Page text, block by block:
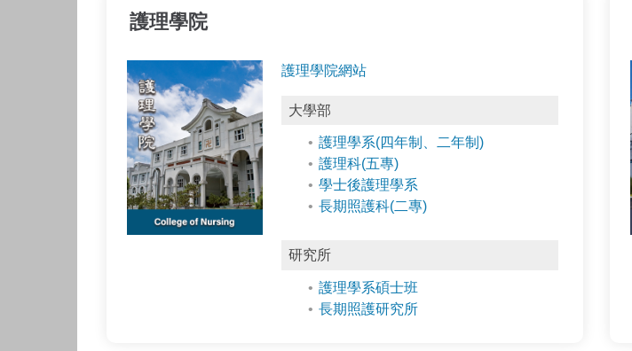
護理學院
護理學院網站
大學部
護理學系(四年制、二年制)
護理科(五專)
學士後護理學系
長期照護科(二專)
研究所
護理學系碩士班
長期照護研究所